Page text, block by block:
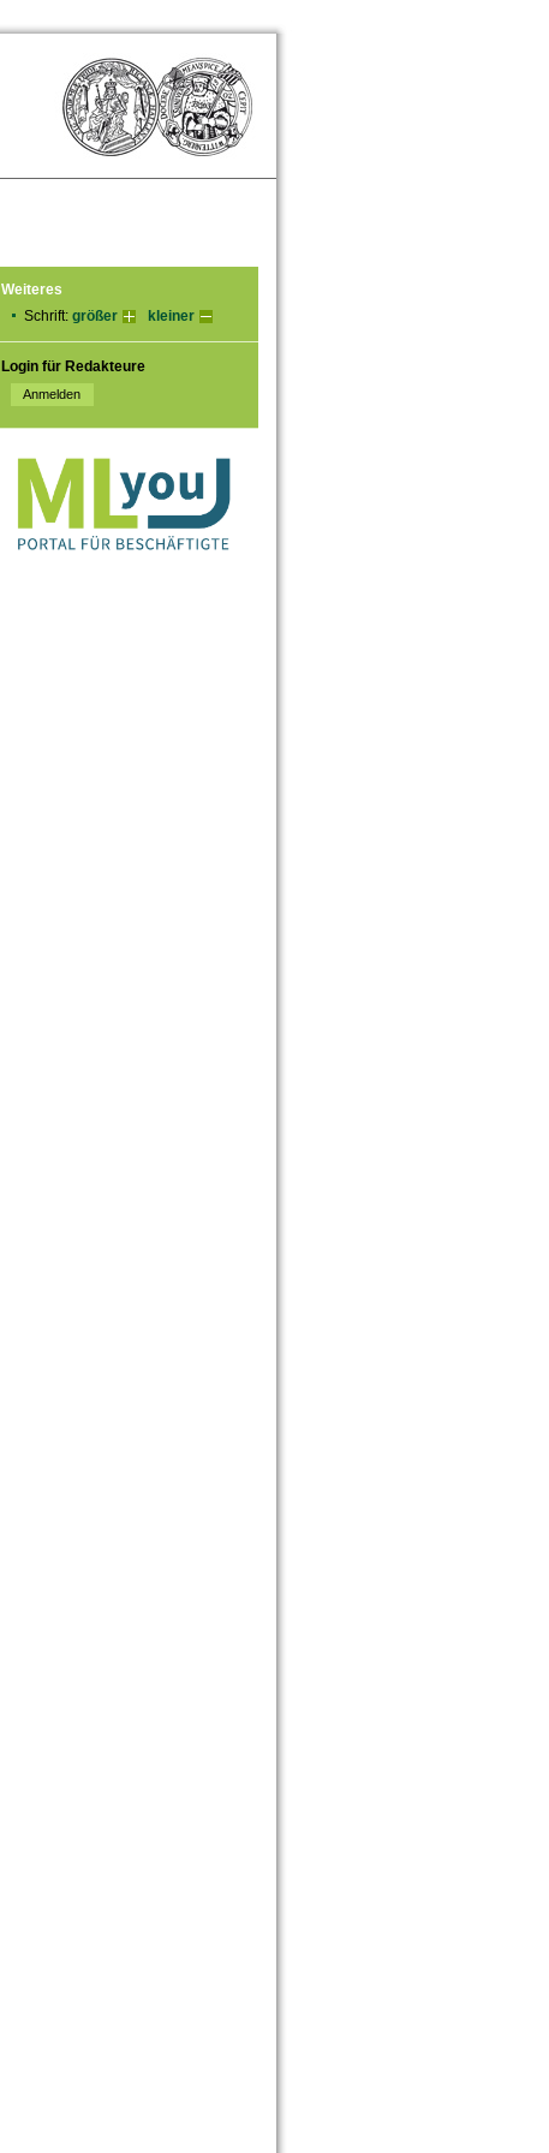
Weiteres
Schrift: größer kleiner
Login für Redakteure